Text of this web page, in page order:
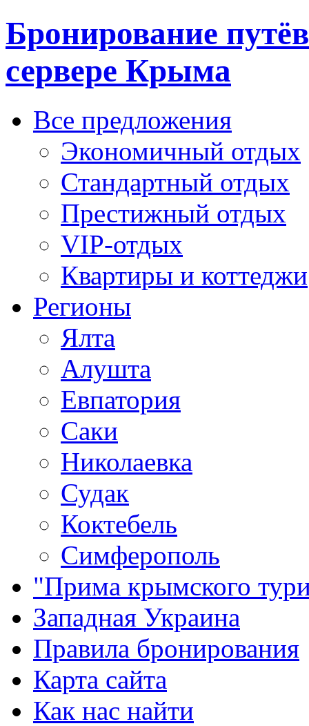
Бронирование
сервере Крыма
Все предложения
Экономичный отдых
Стандартный отдых
Престижный отдых
VIP-отдых
Квартиры и коттеджи
Регионы
Ялта
Алушта
Евпатория
Саки
Николаевка
Судак
Коктебель
Симферополь
"Прима крымского
Западная Украина
Правила бронирования
Карта сайта
Как нас найти